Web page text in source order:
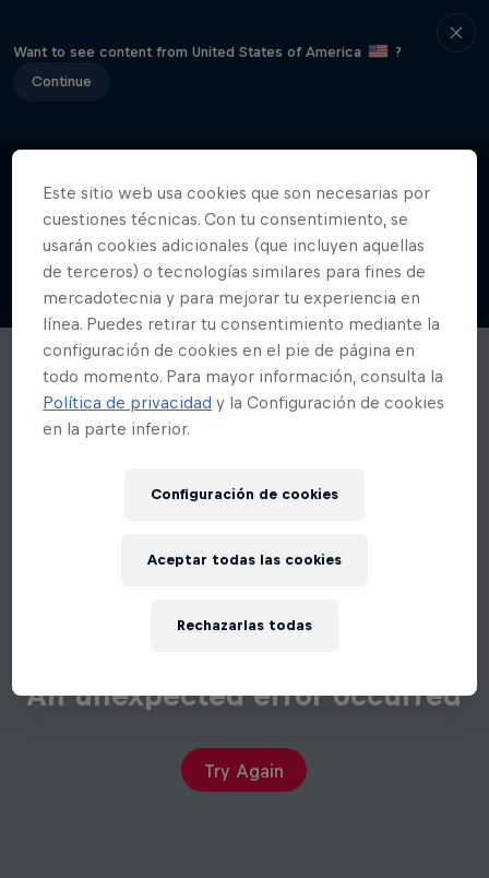
Want to see content from United States of America
?
Continue
An unexpected error occurred
Try Again
Este sitio web usa cookies que son necesarias por
cuestiones técnicas. Con tu consentimiento, se
usarán cookies adicionales (que incluyen aquellas
de terceros) o tecnologías similares para fines de
mercadotecnia y para mejorar tu experiencia en
línea. Puedes retirar tu consentimiento mediante la
configuración de cookies en el pie de página en
todo momento. Para mayor información, consulta la
Política de privacidad y la Configuración de cookies
en la parte inferior.
Configuración de cookies
Rechazarlas todas
Aceptar todas las cookies